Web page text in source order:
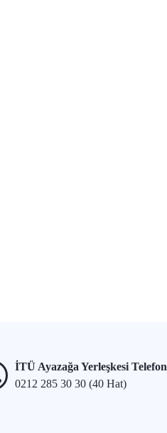
İTÜ Ayazağa Yerleşkesi Telefon
0212 285 30 30 (40 Hat)